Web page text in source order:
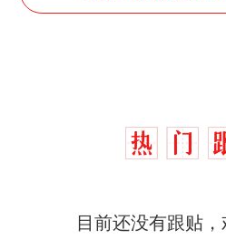
目前还没有跟贴